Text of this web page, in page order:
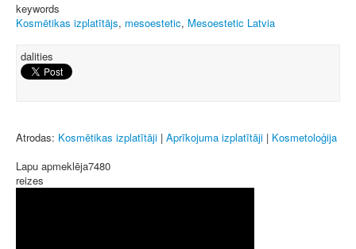
keywords
Kosmētikas izplatītājs, mesoestetic, Mesoestetic Latvia
dalities
Atrodas: Kosmētikas izplatītāji | Aprīkojuma izplatītāji | Kosmetoloģija
Lapu apmeklēja7480
reizes